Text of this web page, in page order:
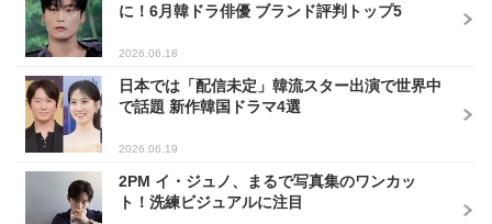
に！6月韓ドラ俳優 ブランド評判トップ5
2026.06.18
日本では「配信未定」韓流スター出演で世界中
で話題 新作韓国ドラマ4選
2026.06.19
2PM イ・ジュノ、まるで写真集のワンカッ
ト！洗練ビジュアルに注目